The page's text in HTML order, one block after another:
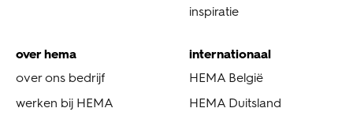
inspiratie
over hema
over ons bedrijf
werken bij HEMA
internationaal
HEMA België
HEMA Duitsland